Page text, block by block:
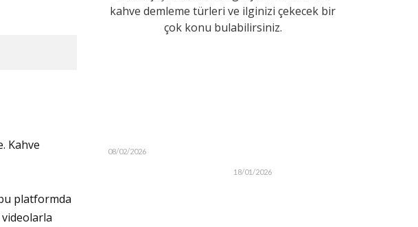
Kahve
platformda
kahve demleme türleri ve ilginizi çekecek bir
çok konu bulabilirsiniz.
08/02/2026
18/01/2026